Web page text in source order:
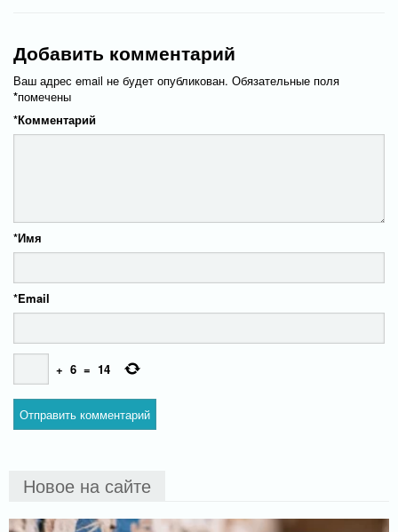
Добавить комментарий
Ваш адрес email не будет опубликован. Обязательные поля
помечены
*
Комментарий
*
Имя
*
Email
*
+ 6 = 14
Новое на сайте